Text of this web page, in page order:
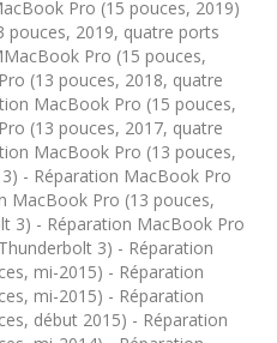
Pro (15 pouces, 2019)
pouces, 2019, quatre ports
Pro (15 pouces,
(13 pouces, 2018, quatre
MacBook Pro (15 pouces,
(13 pouces, 2017, quatre
MacBook Pro (13 pouces,
- Réparation MacBook Pro
MacBook Pro (13 pouces,
3) - Réparation MacBook Pro
3) - Réparation
mi-2015) - Réparation
mi-2015) - Réparation
début 2015) - Réparation